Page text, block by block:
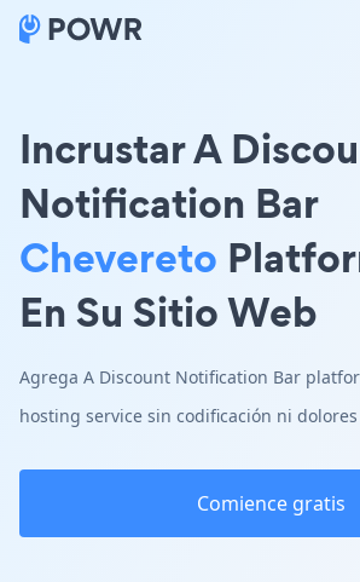
Incrustar A
Notification Bar
Chevereto
En Su Sitio Web
Agrega A Discount Notification Bar
hosting service sin codificación ni dolores
Comience gratis